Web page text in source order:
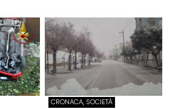
CRONACA, SOCIETÀ